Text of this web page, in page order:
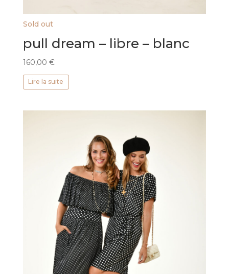
Sold out
pull dream – libre – blanc
160,00 €
Lire la suite